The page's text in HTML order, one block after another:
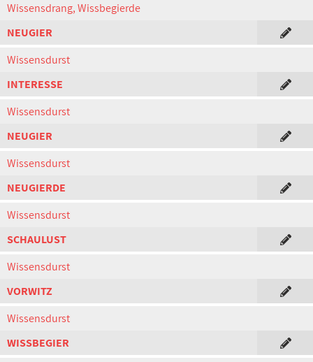
Wissensdrang, Wissbegierde
NEUGIER
Wissensdurst
INTERESSE
Wissensdurst
NEUGIER
Wissensdurst
NEUGIERDE
Wissensdurst
SCHAULUST
Wissensdurst
VORWITZ
Wissensdurst
WISSBEGIER